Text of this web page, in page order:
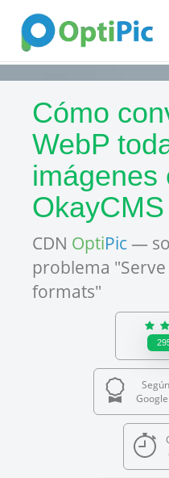
Cómo
WebP
imágenes
OkayCMS
CDN OptiPic —
problema
formats"